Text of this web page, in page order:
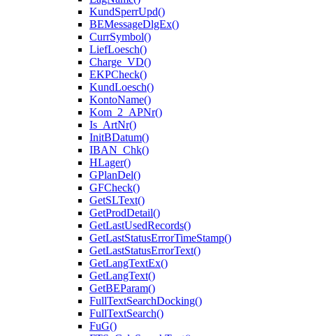
KundSperrUpd()
BEMessageDlgEx()
CurrSymbol()
LiefLoesch()
Charge_VD()
EKPCheck()
KundLoesch()
KontoName()
Kom_2_APNr()
Is_ArtNr()
InitBDatum()
IBAN_Chk()
HLager()
GPlanDel()
GFCheck()
GetSLText()
GetProdDetail()
GetLastUsedRecords()
GetLastStatusErrorTimeStamp()
GetLastStatusErrorText()
GetLangTextEx()
GetLangText()
GetBEParam()
FullTextSearchDocking()
FullTextSearch()
FuG()